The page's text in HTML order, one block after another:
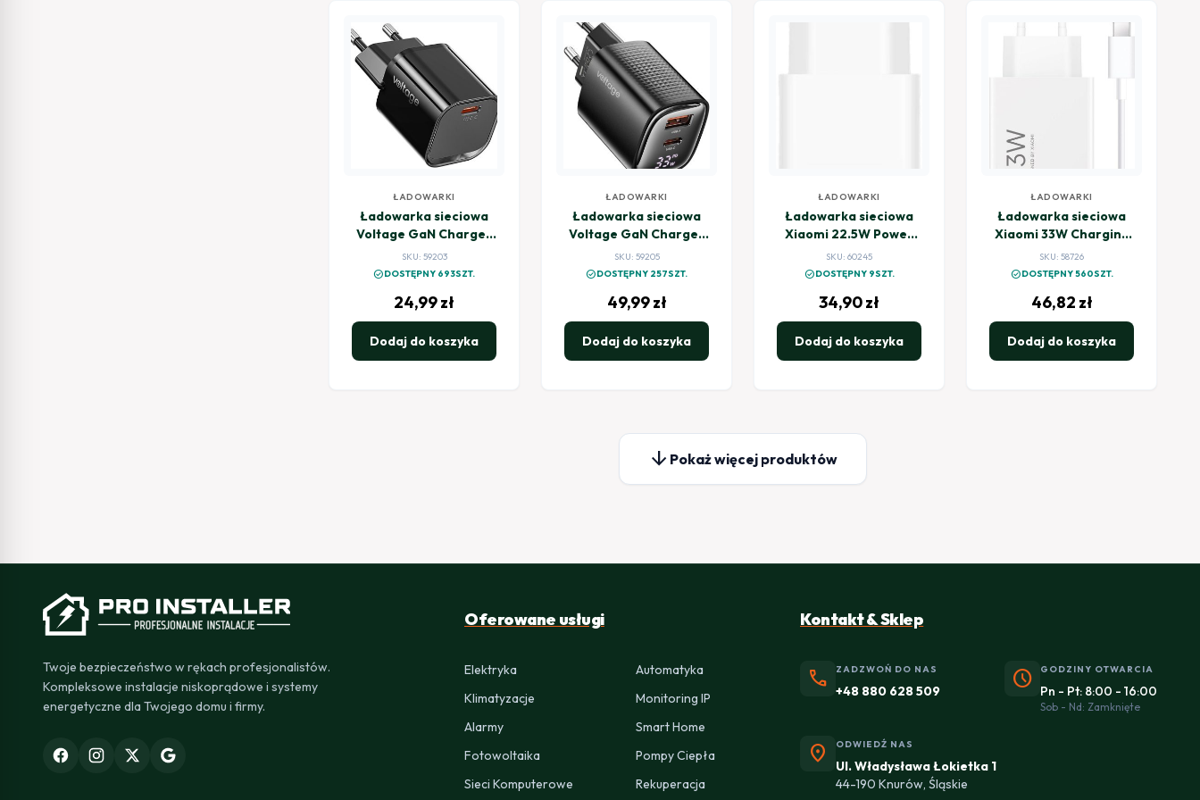
ŁADOWARKI
Ładowarka sieciowa
Voltage GaN Charger
Mini 20W PD 3.0 QC 3.0
USB-C czarna
SKU: 59203
check_circleDOSTĘPNY 693SZT.
24,99zł
Dodaj do koszyka
ŁADOWARKI
Ładowarka sieciowa
Voltage GaN Charger
Mini 33W PD 3.0 QC 3.0
USB-A USB-C Digital
SKU: 59205
check_circleDOSTĘPNY 257SZT.
49,99zł
Dodaj do koszyka
ŁADOWARKI
Ładowarka sieciowa
Xiaomi 22.5W Power
Adapter (Type-A)
SKU: 60245
check_circleDOSTĘPNY 9SZT.
34,90zł
Dodaj do koszyka
ŁADOWARKI
Ładowarka sieciowa
Xiaomi 33W Charging
Combo (Type-A)
SKU: 58726
check_circleDOSTĘPNY 560SZT.
46,82 zł
Dodaj do koszyka
arrow_downward Pokaż więcej produktów
Twoje bezpieczeństwo w rękach profesjonalistów.
Kompleksowe instalacje niskoprądowe i systemy
energetyczne dla Twojego domu i firmy.
Oferowane usługi
Elektryka
Automatyka
Klimatyzacje
Monitoring IP
Alarmy
Smart Home
Fotowoltaika
Pompy Ciepła
Sieci Komputerowe
Rekuperacja
Kontakt & Sklep
phone ZADZWOŃ DO NAS
+48 880 628 509 schedule GODZINY OTWARCIA
Pn - Pt: 8:00 - 16:00
Sob - Nd: Zamknięte
location_on ODWIEDŹ NAS
Ul. Władysława Łokietka 1
44-190 Knurów, Śląskie